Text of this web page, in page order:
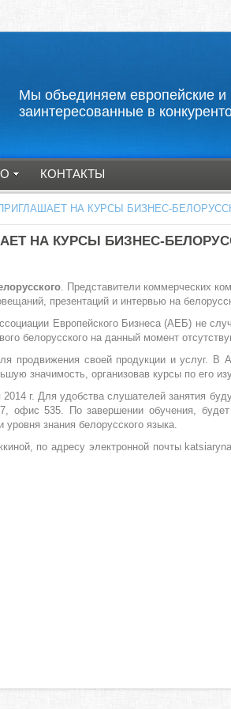
КОНТАКТЫ
Мы объединяем
заинтересованные в
НА КУРСЫ БИЗНЕС-
НА КУРСЫ БИЗНЕС-
. Представители коммерческих
презентаций и интервью на
Европейского Бизнеса (АЕБ) не
белорусского на данный момент
продвижения своей продукции и услуг. В
значимость, организовав курсы по его
г. Для удобства слушателей занятия
535. По завершении обучения, будет
знания белорусского языка.
по адресу электронной почты